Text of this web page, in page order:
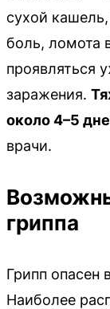
сухой
боль, ломота
проявляться
заражения.
около 4–5
врачи.
гриппа
Грипп
Наиболее